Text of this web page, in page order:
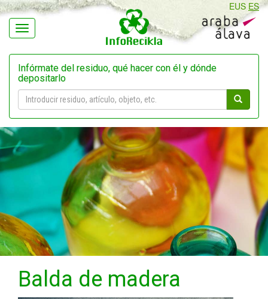
Navegación
EUS ES
Infórmate del residuo, qué hacer con él y dónde
depositarlo
Balda de madera